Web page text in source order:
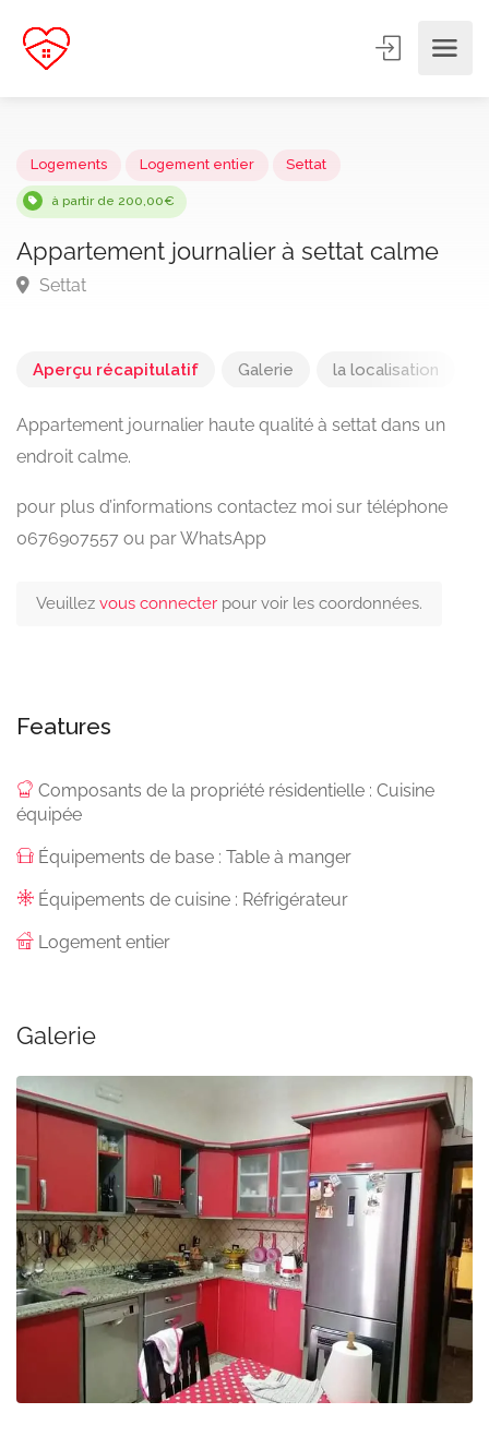
à partir de 200,00€
Appartement journalier à settat calme
Aperçu récapitulatif Galerie la localisation
Appartement journalier haute qualité à settat dans un
endroit calme.
pour plus d’informations contactez moi sur téléphone
0676907557 ou par WhatsApp
Veuillez vous connecter pour voir les coordonnées.
Features
Composants de la propriété résidentielle : Cuisine
équipée
Équipements de base : Table à manger
Équipements de cuisine : Réfrigérateur
Logement entier
Galerie